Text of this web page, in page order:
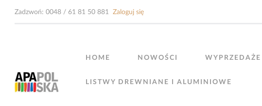
Zadzwoń: 0048 / 61 81 50 881 Zaloguj się
HOME NOWOŚCI WYPRZEDAŻE
LISTWY DREWNIANE I ALUMINIOWE